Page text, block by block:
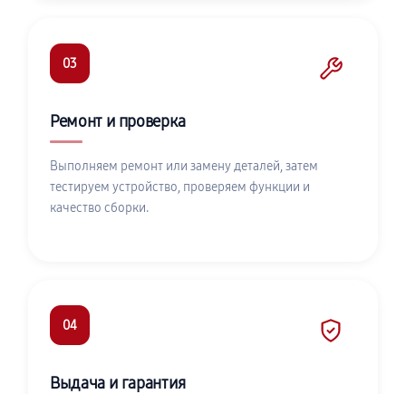
03
Ремонт и проверка
Выполняем ремонт или замену деталей, затем
тестируем устройство, проверяем функции и
качество сборки.
04
Выдача и гарантия